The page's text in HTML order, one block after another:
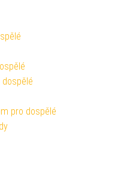
pro dospělé